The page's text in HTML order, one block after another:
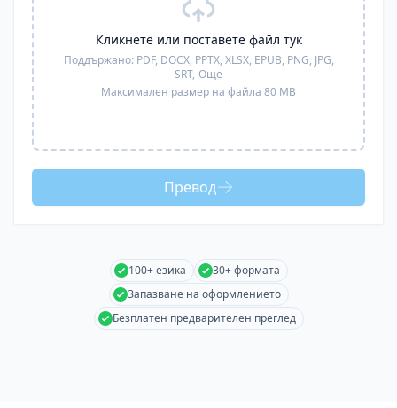
Кликнете или поставете файл тук
Поддържано: PDF, DOCX, PPTX, XLSX, EPUB, PNG, JPG,
SRT, Още
Максимален размер на файла 80 MB
Превод
100+ езика
30+ формата
Запазване на оформлението
Безплатен предварителен преглед